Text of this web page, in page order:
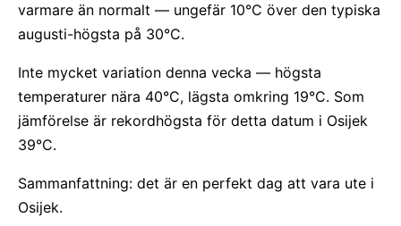
varmare än normalt — ungefär 10°C över den typiska
augusti-högsta på 30°C.
Inte mycket variation denna vecka — högsta
temperaturer nära 40°C, lägsta omkring 19°C. Som
jämförelse är rekordhögsta för detta datum i Osijek
39°C.
Sammanfattning: det är en perfekt dag att vara ute i
Osijek.